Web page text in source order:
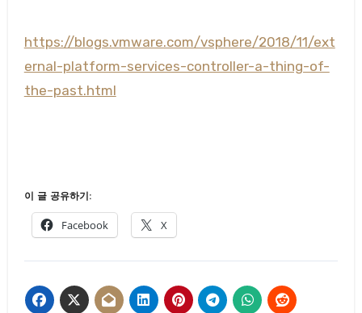
https://blogs.vmware.com/vsphere/2018/11/ext
ernal-platform-services-controller-a-thing-of-
the-past.html
이 글 공유하기:
Facebook X